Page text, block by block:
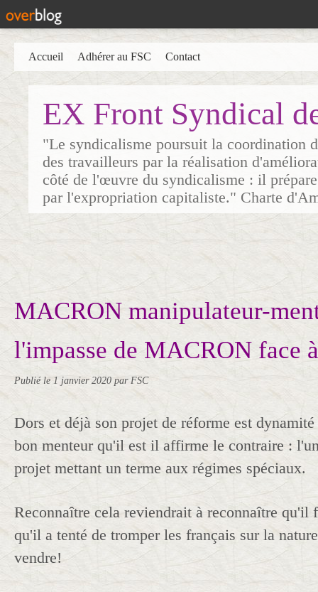
EX Front Syndical
"Le syndicalisme poursuit la coordination
des travailleurs par la réalisation
côté de l'œuvre du syndicalisme : il
par l'expropriation capitaliste." Charte
Accueil Adhérer au FSC Contact
MACRON manipulateur-
l'impasse de MACRON face
Publié le 1 janvier 2020 par FSC
Dors et déjà son projet de réforme est
bon menteur qu'il est il affirme le contraire :
projet mettant un terme aux régimes spéciaux.
Reconnaître cela reviendrait à reconnaître qu'il
qu'il a tenté de tromper les français sur la
vendre!